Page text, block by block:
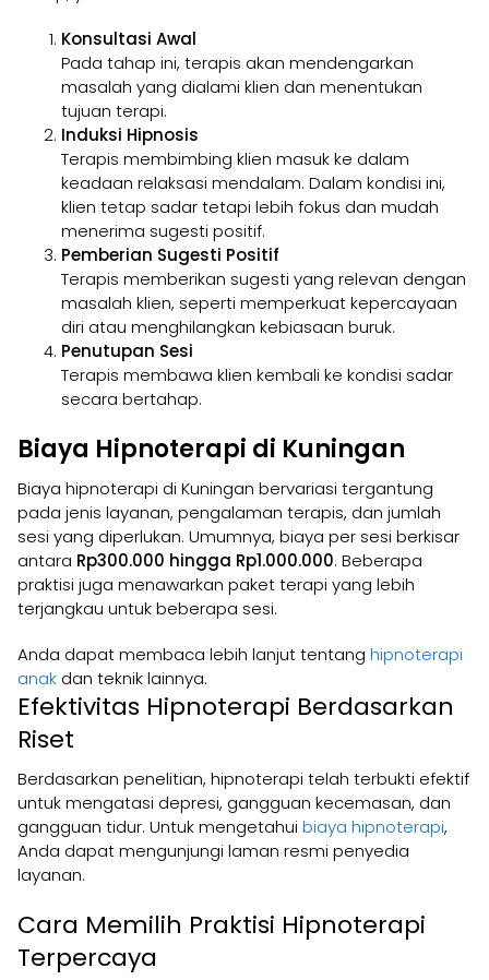
Konsultasi Awal
Pada tahap ini, terapis akan mendengarkan
masalah yang dialami klien dan menentukan
tujuan terapi.
Induksi Hipnosis
Terapis membimbing klien masuk ke dalam
keadaan relaksasi mendalam. Dalam kondisi ini,
klien tetap sadar tetapi lebih fokus dan mudah
menerima sugesti positif.
Pemberian Sugesti Positif
Terapis memberikan sugesti yang relevan dengan
masalah klien, seperti memperkuat kepercayaan
diri atau menghilangkan kebiasaan buruk.
Penutupan Sesi
Terapis membawa klien kembali ke kondisi sadar
secara bertahap.
Biaya Hipnoterapi di Kuningan
Biaya hipnoterapi di Kuningan bervariasi tergantung
pada jenis layanan, pengalaman terapis, dan jumlah
sesi yang diperlukan. Umumnya, biaya per sesi berkisar
antara Rp300.000 hingga Rp1.000.000. Beberapa
praktisi juga menawarkan paket terapi yang lebih
terjangkau untuk beberapa sesi.
Anda dapat membaca lebih lanjut tentang hipnoterapi
anak dan teknik lainnya.
Efektivitas Hipnoterapi Berdasarkan
Riset
Berdasarkan penelitian, hipnoterapi telah terbukti efektif
untuk mengatasi depresi, gangguan kecemasan, dan
gangguan tidur. Untuk mengetahui biaya hipnoterapi,
Anda dapat mengunjungi laman resmi penyedia
layanan.
Cara Memilih Praktisi Hipnoterapi
Terpercaya